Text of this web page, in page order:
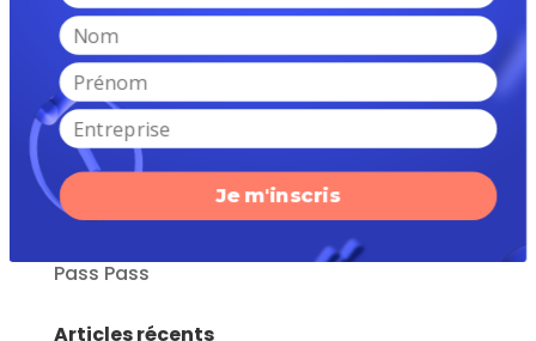
Sources d’inspiration
Les Escapades
Dinan Cap Fréhel
Pass Pass
Articles récents
Je m'inscris